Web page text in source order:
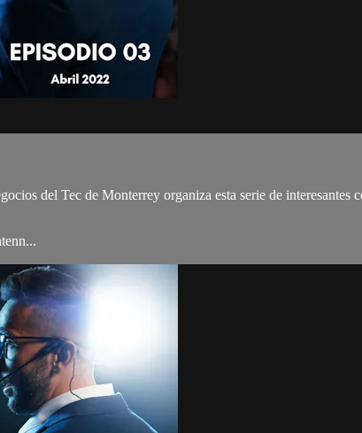
del Tec de Monterrey organiza esta serie de interesantes